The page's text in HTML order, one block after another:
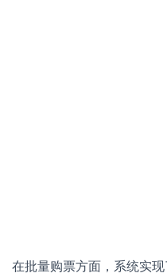
在批量购票方面，系统实